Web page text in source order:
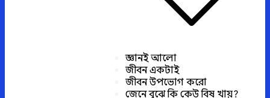
জ্ঞানই আলো
জীবন একটাই
জীবন উপভোগ করো
জেনে বুঝে কি কেউ বিষ খায়?